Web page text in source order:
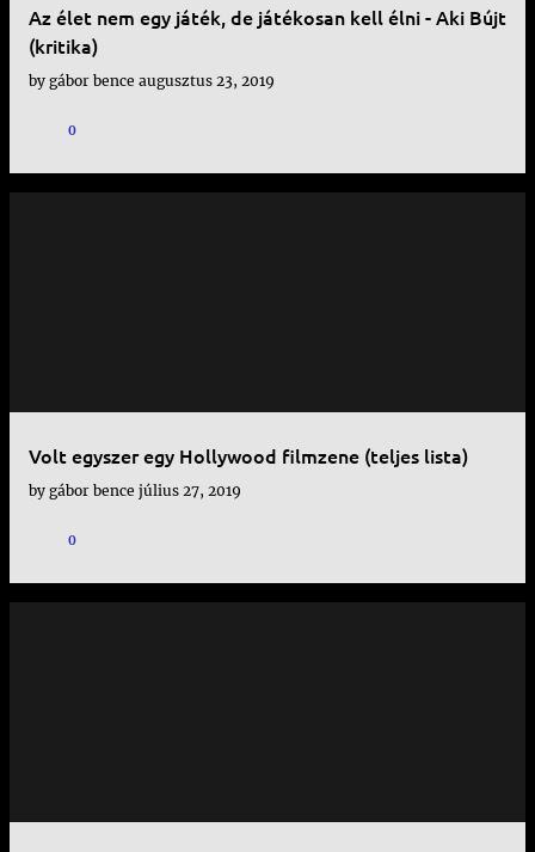
Az élet nem egy játék, de játékosan kell élni - Aki Bújt
(kritika)
by gábor bence augusztus 23, 2019
0
Volt egyszer egy Hollywood filmzene (teljes lista)
by gábor bence július 27, 2019
0